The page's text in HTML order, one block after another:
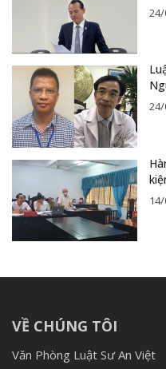
VỀ CHÚNG TÔI
Văn Phòng Luật Sư An Việt